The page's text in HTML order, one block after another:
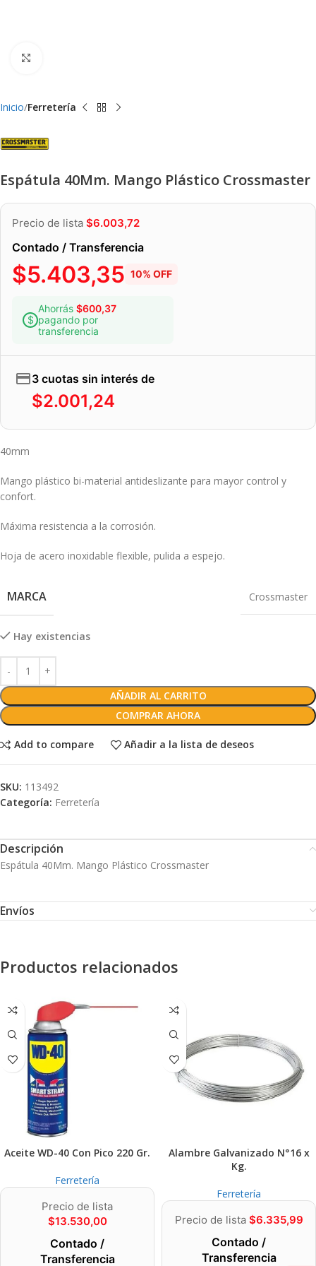
Inicio Ferretería
Espátula 40Mm. Mango Plástico Crossmaster
Precio de lista $6.003,72
Contado / Transferencia
$5.403,35 10% OFF
Ahorrás $600,37
pagando por
transferencia
3 cuotas sin interés de
$2.001,24
40mm
Mango plástico bi-material antideslizante para mayor control y
confort.
Máxima resistencia a la corrosión.
Hoja de acero inoxidable flexible, pulida a espejo.
MARCA Crossmaster
Hay existencias
AÑADIR AL CARRITO
COMPRAR AHORA
Add to compare Añadir a la lista de deseos
SKU: 113492
Categoría: Ferretería
Descripción
Espátula 40Mm. Mango Plástico Crossmaster
Envíos
Productos relacionados
Aceite WD-40 Con Pico 220 Gr.
Ferretería
Precio de lista
$13.530,00
Contado /
Transferencia
Alambre Galvanizado N°16 x
Kg.
Ferretería
Precio de lista $6.335,99
Contado /
Transferencia